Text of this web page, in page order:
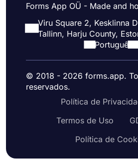
Forms App OÜ - Made and
Viru Square 2, Kesklinna
Tallinn, Harju County,
Portuguê
© 2018 - 2026 forms.app.
reservados.
Política de
Termos de Uso
Política de